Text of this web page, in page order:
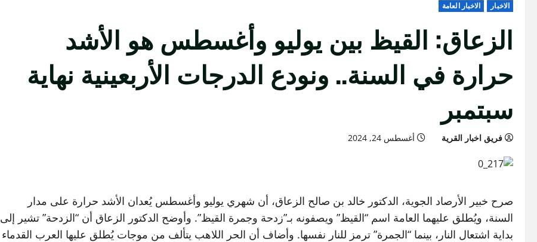
الاخبار الاخبار العامة
الزعاق: القيظ بين يوليو وأغسطس هو الأشد
حرارة في السنة.. ونودع الدرجات الأربعينية نهاية
سبتمبر
فريق اخبار القرية أغسطس 24, 2024
صرح خبير الأرصاد الجوية، الدكتور خالد بن صالح الزعاق، أن شهري يوليو وأغسطس يُعدان الأشد حرارة على مدار
السنة، ويُطلق عليهما العامة اسم “القيظ” ويصفونه بـ”زدحة وجمرة القيظ”. وأوضح الدكتور الزعاق أن “الزدحة” تشير إلى
بداية اشتعال النار، بينما “الجمرة” ترمز للنار نفسها. وأضاف أن الحر اللاهب يتألف من موجات يُطلق عليها العرب القدماء